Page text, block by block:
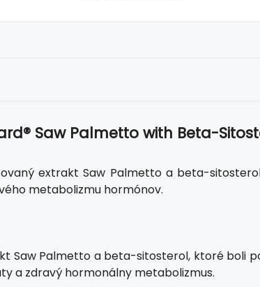
Saw Palmetto with Beta-
extrakt Saw Palmetto a beta-
metabolizmu hormónov.
Saw Palmetto a beta-sitosterol, ktoré boli
a zdravý hormonálny metabolizmus.